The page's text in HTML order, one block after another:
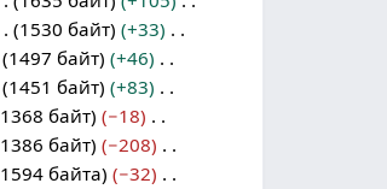
1530 байт
+33
1497 байт
+46
1451 байт
+83
1368 байт
−18
1386 байт
−208
1594 байта
−32